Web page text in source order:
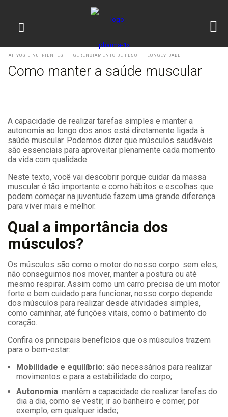
ATIVOS E NUTRIENTES GERENCIAMENTO DE PESO LONGEVIDADE
Como manter a saúde muscular
A capacidade de realizar tarefas simples e manter a
autonomia ao longo dos anos está diretamente ligada à
saúde muscular. Podemos dizer que músculos saudáveis
são essenciais para aproveitar plenamente cada momento
da vida com qualidade.
Neste texto, você vai descobrir porque cuidar da massa
muscular é tão importante e como hábitos e escolhas que
podem começar na juventude fazem uma grande diferença
para viver mais e melhor.
Qual a importância dos
músculos?
Os músculos são como o motor do nosso corpo: sem eles,
não conseguimos nos mover, manter a postura ou até
mesmo respirar. Assim como um carro precisa de um motor
forte e bem cuidado para funcionar, nosso corpo depende
dos músculos para realizar desde atividades simples,
como caminhar, até funções vitais, como o batimento do
coração.
Confira os principais benefícios que os músculos trazem
para o bem-estar:
Mobilidade e equilíbrio: são necessários para realizar
movimentos e para a estabilidade do corpo;
Autonomia: mantêm a capacidade de realizar tarefas do
dia a dia, como se vestir, ir ao banheiro e comer, por
exemplo, em qualquer idade;